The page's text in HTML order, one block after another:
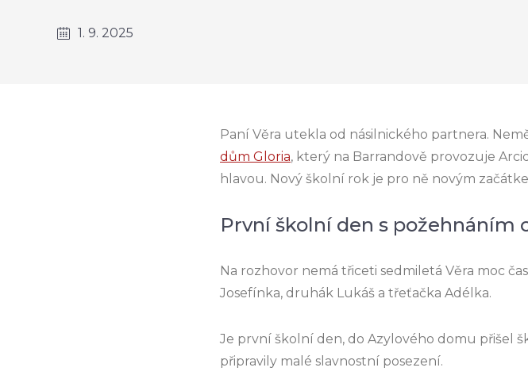
1. 9. 2025
Paní Věra utekla od násilnického partnera.
dům Gloria, který na Barrandově provozuje
hlavou. Nový školní rok je pro ně novým
První školní den s požehnáním
Na rozhovor nemá třiceti sedmiletá Věra moc
Josefínka, druhák Lukáš a třeťačka Adélka.
Je první školní den, do Azylového domu přišel
připravily malé slavnostní posezení.